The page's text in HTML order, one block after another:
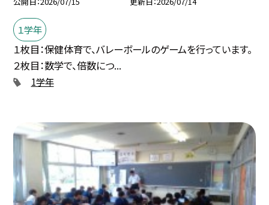
１学年
１枚目：保健体育で、バレーボールのゲームを行っています。
２枚目：数学で、倍数につ...
1学年